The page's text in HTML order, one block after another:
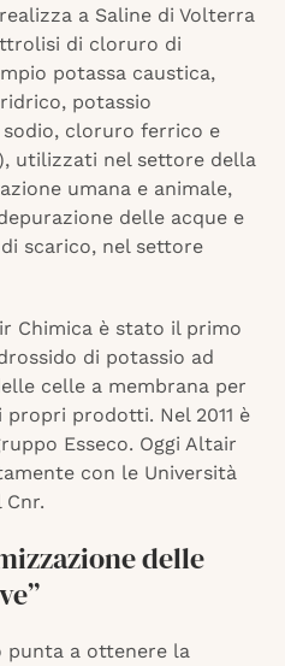
a Saline di Volterra
di cloruro di
potassa caustica,
potassio
cloruro ferrico e
utilizzati nel settore della
umana e animale,
delle acque e
scarico, nel settore
Chimica è stato il primo
di potassio ad
celle a membrana per
prodotti. Nel 2011 è
Esseco. Oggi Altair
con le Università
Cnr.
delle
punta a ottenere la